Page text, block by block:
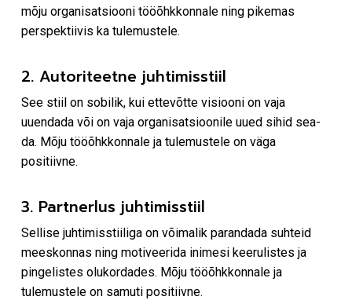
mõju organisatsiooni tööõhkkonnale ning pikemas
perspektiivis ka tulemustele.
2. Autoriteetne juhtimisstiil
See stiil on sobilik, kui ettevõtte visiooni on vaja
uuendada või on vaja organisatsioonile uued sihid sea-
da. Mõju tööõhkkonnale ja tulemustele on väga
positiivne.
3. Partnerlus juhtimisstiil
Sellise juhtimisstiiliga on võimalik parandada suhteid
meeskonnas ning motiveerida inimesi keerulistes ja
pingelistes olukordades. Mõju tööõhkkonnale ja
tulemustele on samuti positiivne.